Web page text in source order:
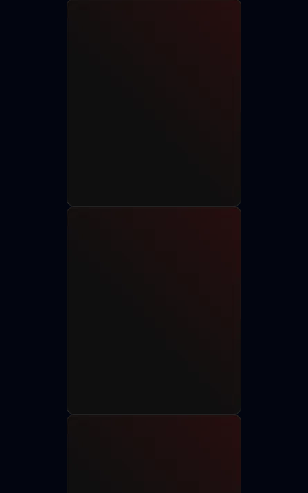
Новых актёров